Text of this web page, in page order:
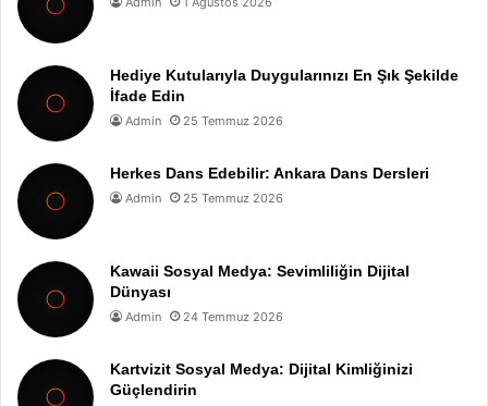
Hediye Kutularıyla Duygularınızı En Şık Şekilde
İfade Edin
Admin 25 Temmuz 2026
Herkes Dans Edebilir: Ankara Dans Dersleri
Admin 25 Temmuz 2026
Kawaii Sosyal Medya: Sevimliliğin Dijital
Dünyası
Admin 24 Temmuz 2026
Kartvizit Sosyal Medya: Dijital Kimliğinizi
Güçlendirin